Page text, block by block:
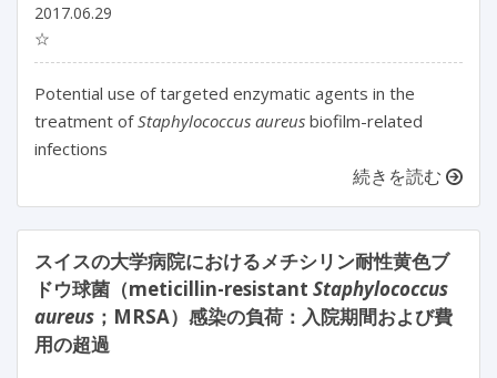
2017.06.29
☆
Potential use of targeted enzymatic agents in the
treatment ofStaphylococcus aureus biofilm-related
infections
続きを読む
スイスの大学病院におけるメチシリン耐性黄色ブ
ドウ球菌（meticillin-resistant Staphylococcus
aureus ；MRSA）感染の負荷：入院期間および費
用の超過